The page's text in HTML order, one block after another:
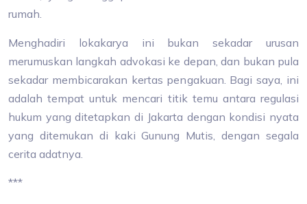
rumah.
Menghadiri lokakarya ini bukan sekadar urusan
merumuskan langkah advokasi ke depan, dan bukan pula
sekadar membicarakan kertas pengakuan. Bagi saya, ini
adalah tempat untuk mencari titik temu antara regulasi
hukum yang ditetapkan di Jakarta dengan kondisi nyata
yang ditemukan di kaki Gunung Mutis, dengan segala
cerita adatnya.
***